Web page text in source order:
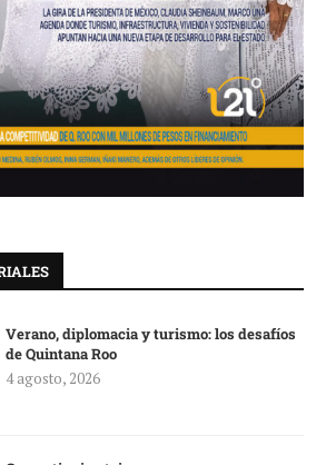
Verano, diplomacia y turismo: los desafíos
de Quintana Roo
4 agosto, 2026